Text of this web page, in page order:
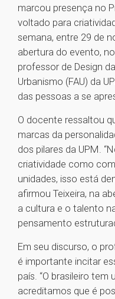
marcou presença no
voltado para
semana, entre 29 de
abertura do evento,
professor de Design
Urbanismo (FAU) da
das pessoas a se
O docente ressaltou
marcas da
dos pilares da UPM.
criatividade como
unidades, isso está
afirmou Teixeira, na
a cultura e o talento
pensamento
Em seu discurso, o
é importante incitar
país. “O brasileiro
acreditamos que é